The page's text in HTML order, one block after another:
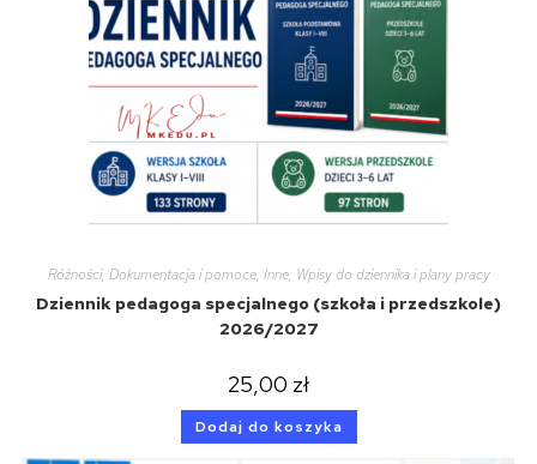
Różności, Dokumentacja i pomoce, Inne, Wpisy do dziennika i plany pracy
Dziennik pedagoga specjalnego (szkoła i przedszkole)
2026/2027
25,00 zł
Dodaj do koszyka